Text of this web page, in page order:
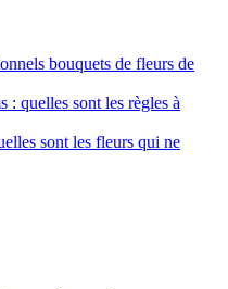
bouquets de fleurs de
: quelles sont les règles à
sont les fleurs qui ne